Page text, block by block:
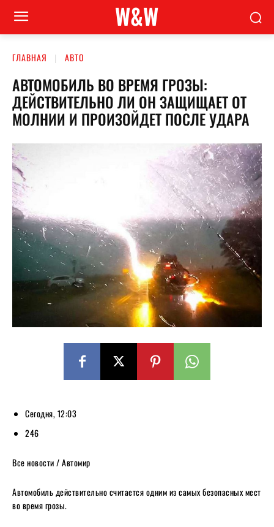
W&W
ГЛАВНАЯ АВТО
АВТОМОБИЛЬ ВО ВРЕМЯ ГРОЗЫ:
ДЕЙСТВИТЕЛЬНО ЛИ ОН ЗАЩИЩАЕТ ОТ
МОЛНИИ И ПРОИЗОЙДЕТ ПОСЛЕ УДАРА
Сегодня, 12:03
246
Все новости / Автомир
Автомобиль действительно считается одним из самых безопасных мест
во время грозы.